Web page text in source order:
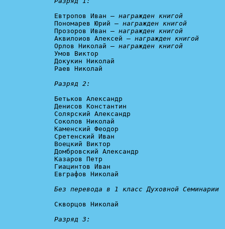
Евтропов Иван – награжден книгой
Пономарев Юрий – награжден книгой
Прозоров Иван – награжден книгой
Аквилоиов Алексей – награжден книгой
Орлов Николай – награжден книгой
Умов Виктор
Докукин Николай
Раев Николай
Разряд 2:
Бетьков Александр
Денисов Константин
Солярский Александр
Соколов Николай
Каменский Феодор
Сретенский Иван
Воецкий Виктор
Домбровский Александр
Казаров Петр
Гиацинтов Иван
Евграфов Николай
Без перевода в 1 класс Духовной Семинарии
Скворцов Николай
Разряд 3: